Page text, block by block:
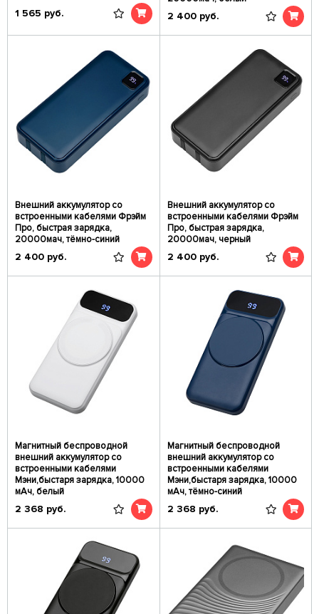
1 565 руб. 2 400 руб.
Внешний аккумулятор со
встроенными кабелями Фрэйм
Про, быстрая зарядка,
20000мач, тёмно-синий
2 400 руб.
Внешний аккумулятор со
встроенными кабелями Фрэйм
Про, быстрая зарядка,
20000мач, черный
2 400 руб.
Магнитный беспроводной
внешний аккумулятор со
встроенными кабелями
Мэни,быстаря зарядка, 10000
мАч, белый
2 368 руб.
Магнитный беспроводной
внешний аккумулятор со
встроенными кабелями
Мэни,быстаря зарядка, 10000
мАч, тёмно-синий
2 368 руб.